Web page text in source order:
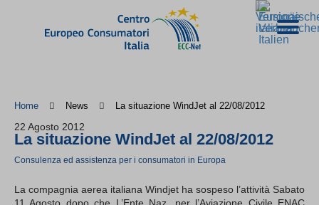
Home News La situazione WindJet al 22/08/2012
22 Agosto 2012
La situazione WindJet al 22/08/2012
Consulenza ed assistenza per i consumatori in Europa
La compagnia aerea italiana Windjet ha sospeso l’attività Sabato